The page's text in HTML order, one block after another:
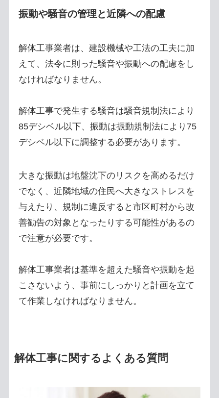
振動や騒音の管理と近隣への配慮
解体工事業者は、建設機械や工法の工夫に加
えて、法令に則った騒音や振動への配慮をし
なければなりません。
解体工事で発生する騒音は騒音規制法により
85デシベル以下、振動は振動規制法により75
デシベル以下に調整する必要があります。
大きな振動は地盤沈下のリスクを高めるだけ
でなく、近隣地域の住民へ大きなストレスを
与えたり、規制に違反すると市区町村から改
善勧告の対象となったりする可能性があるの
で注意が必要です。
解体工事業者は基準を超えた騒音や振動を起
こさないよう、事前にしっかりと計画を立て
て作業しなければなりません。
解体工事に関するよくある質問